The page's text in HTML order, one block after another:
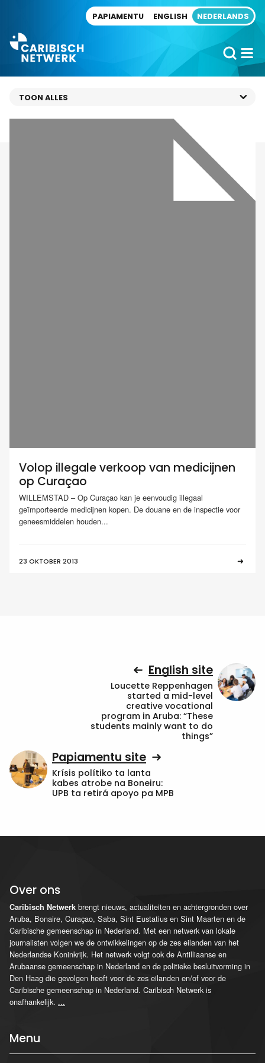
PAPIAMENTU ENGLISH NEDERLANDS
Volop illegale verkoop van medicijnen
op Curaçao
WILLEMSTAD – Op Curaçao kan je eenvoudig illegaal
geïmporteerde medicijnen kopen. De douane en de inspectie voor
geneesmiddelen houden...
23 OKTOBER 2013
English site
Loucette Reppenhagen
started a mid-level
creative vocational
program in Aruba: “These
students mainly want to do
things”
Papiamentu site
Krísis polítiko ta lanta
kabes atrobe na Boneiru:
UPB ta retirá apoyo pa MPB
Over ons
Caribisch Netwerk brengt nieuws, actualiteiten en achtergronden over
Aruba, Bonaire, Curaçao, Saba, Sint Eustatius en Sint Maarten en de
Caribische gemeenschap in Nederland. Met een netwerk van lokale
journalisten volgen we de ontwikkelingen op de zes eilanden van het
Nederlandse Koninkrijk. Het netwerk volgt ook de Antilliaanse en
Arubaanse gemeenschap in Nederland en de politieke besluitvorming in
Den Haag die gevolgen heeft voor de zes eilanden en/of voor de
Caribische gemeenschap in Nederland. Caribisch Netwerk is
onafhankelijk. ...
Menu